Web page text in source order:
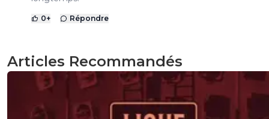
0+ Répondre
Articles Recommandés